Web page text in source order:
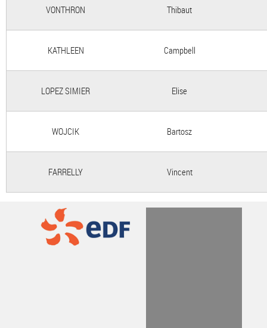
VONTHRON Thibaut
KATHLEEN Campbell
LOPEZ SIMIER Elise
WOJCIK Bartosz
FARRELLY Vincent